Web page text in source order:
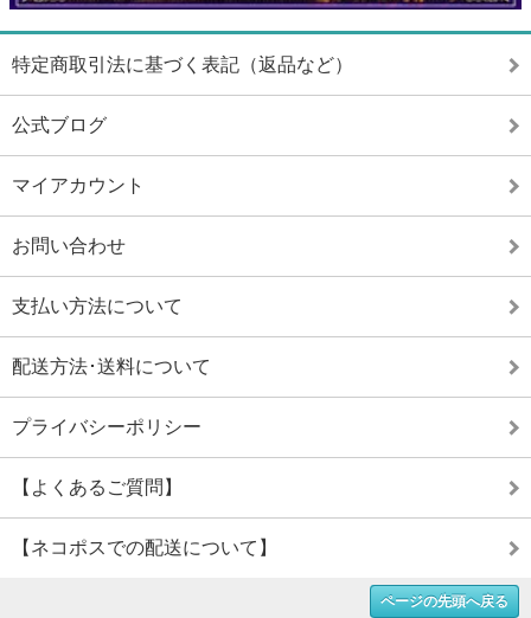
特定商取引法に基づく表記（返品など）
公式ブログ
マイアカウント
お問い合わせ
支払い方法について
配送方法･送料について
プライバシーポリシー
【よくあるご質問】
【ネコポスでの配送について】
ページの先頭へ戻る